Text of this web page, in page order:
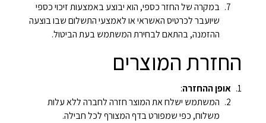
במקרה של החזר כספי, הוא יבוצע באמצעות זיכוי כספי
שיועבר לכרטיס האשראי או לאמצעי התשלום שבו בוצעה
ההזמנה, בהתאם לבחירת המשתמש בעת הביטול.
החזרת המוצרים
אופן ההחזרה:
המשתמש ישלח את המוצר חזרה לחברה ללא עלות
משלוח, כפי שמפורט בדף המצורף לכל חבילה.